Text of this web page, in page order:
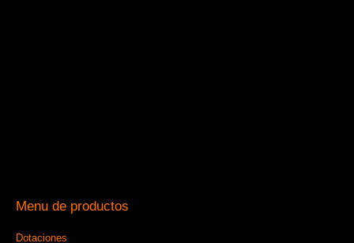
Menu de productos
Dotaciones